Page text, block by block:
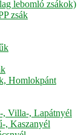
lebomló zsákok)
zsák
Homlokpánt
, Villa-, Lapátnyél
, Kaszanyél